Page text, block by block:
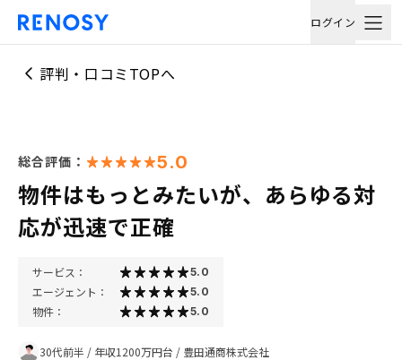
ログイン
評判・口コミTOPへ
総合評価： 5.0
物件はもっとみたいが、あらゆる対
応が迅速で正確
サービス： 5.0
エージェント： 5.0
物件： 5.0
30代前半 / 年収1200万円台 / 豊田通商株式会社